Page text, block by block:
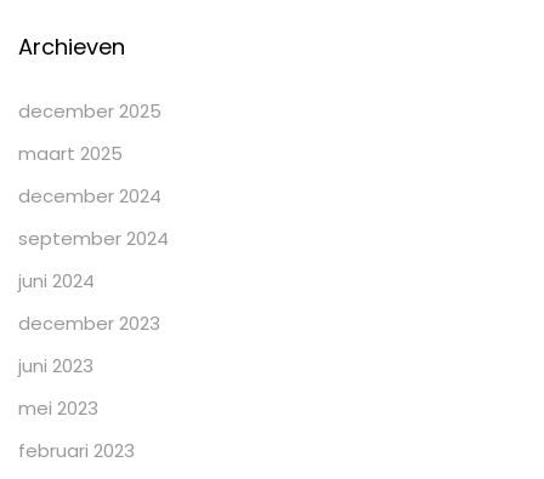
Archieven
december 2025
maart 2025
december 2024
september 2024
juni 2024
december 2023
juni 2023
mei 2023
februari 2023